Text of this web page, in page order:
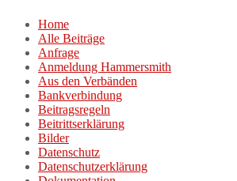
Zum
Inhalt
springen
Home
Alle Beiträge
Anfrage
Anmeldung Hammersmith
Aus den Verbänden
Bankverbindung
Beitragsregeln
Beitrittserklärung
Bilder
Datenschutz
Datenschutzerklärung